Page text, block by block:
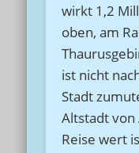
wirkt 1,2
oben, am
ist nicht
Stadt
Altstadt
Reise wert